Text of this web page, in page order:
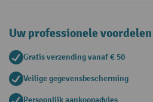
Uw professionele voordelen
Gratis verzending vanaf € 50
Veilige gegevensbescherming
Persoonlijk aankoopadvies